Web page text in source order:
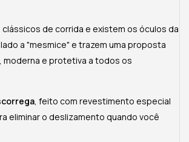
de corrida e existem os óculos da
a "mesmice" e trazem uma proposta
e protetiva a todos os
, feito com revestimento especial
eliminar o deslizamento quando você